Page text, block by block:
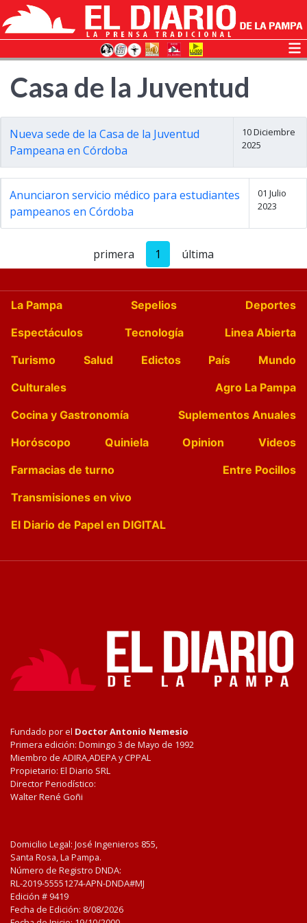
Casa de la Juventud
Nueva sede de la Casa de la Juventud
Pampeana en Córdoba
10 Diciembre
2025
Anunciaron servicio médico para estudiantes
pampeanos en Córdoba
01 Julio
2023
primera 1 última
La Pampa Sepelios
Deportes
Espectáculos
Tecnología
Linea Abierta
Turismo
Salud Edictos País
Mundo
Culturales
Agro La Pampa
Cocina y Gastronomía
Suplementos Anuales
Horóscopo
Quiniela Opinion
Videos
Farmacias de turno
Entre Pocillos
Transmisiones en vivo
El Diario de Papel en DIGITAL
Fundado por el Doctor Antonio Nemesio
Primera edición: Domingo 3 de Mayo de 1992
Miembro de ADIRA,ADEPA y CPPAL
Propietario: El Diario SRL
Director Periodístico:
Walter René Goñi
Domicilio Legal: José Ingenieros 855,
Santa Rosa, La Pampa.
Número de Registro DNDA:
RL-2019-55551274-APN-DNDA#MJ
Edición # 9419
Fecha de Edición: 8/08/2026